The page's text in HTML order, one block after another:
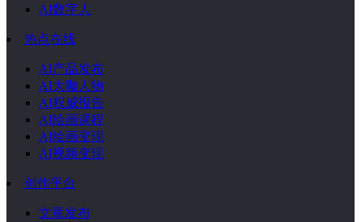
AI数字人
热点在线
AI产品发布
AI大咖人物
AI权威报告
AI绘画课程
AI绘画变现
AI视频变现
创作平台
文章发布